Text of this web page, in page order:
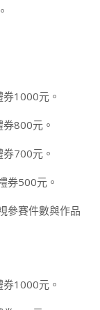
券1000元。
800元。
700元。
券500元。
參賽件數與作品
券1000元。